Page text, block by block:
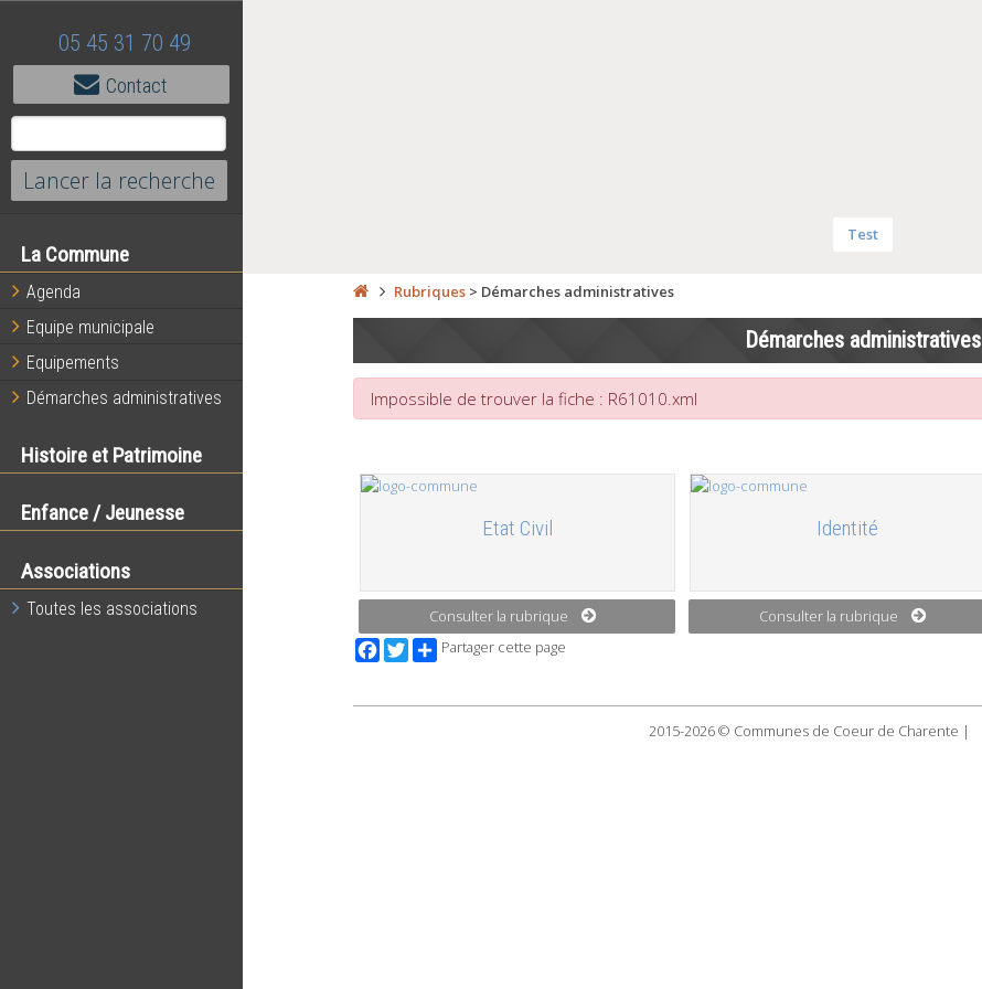
05 45 31 70 49
Contact
La Commune
Agenda
Equipe municipale
Equipements
Démarches administratives
Histoire et Patrimoine
Enfance / Jeunesse
Associations
Toutes les associations
Test
Rubriques> Démarches administratives
Démarches administratives
Impossible de trouver la fiche : R61010.xml
Etat Civil
Consulter la rubrique
Identité
Consulter la rubrique
Facebook
TwitterPartager cette page
2015-2026 © Communes de Coeur de Charente |